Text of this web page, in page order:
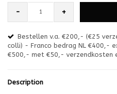
- +
Bestellen v.a. €200,- (€25
colli) - Franco bedrag NL €400,-
€500,- met €50,- verzendkosten
Description